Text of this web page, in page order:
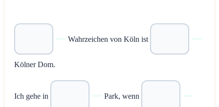
Wahrzeichen von Köln ist
Kölner Dom.
Ich gehe in Park, wenn